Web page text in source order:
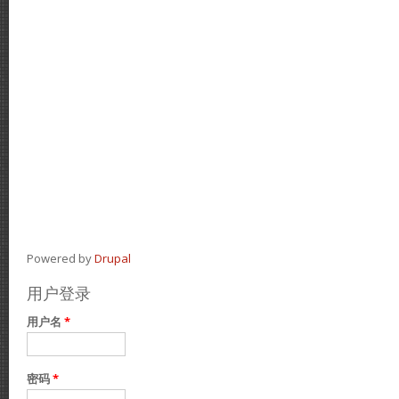
Powered byDrupal
用户登录
用户名 *
密码*